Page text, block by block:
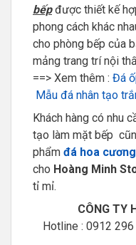
bếpđược thiết kế
phong cách khác
cho phòng bếp của
mảng trang trí nội
==> Xem thêm : Đá
Mẫu đá nhân tạo
Khách hàng có nhu
tạo làm mặt bếp
phẩm đá hoa cương
cho Hoàng Minh
tỉ mỉ.
CÔNG TY
Hotline : 0912